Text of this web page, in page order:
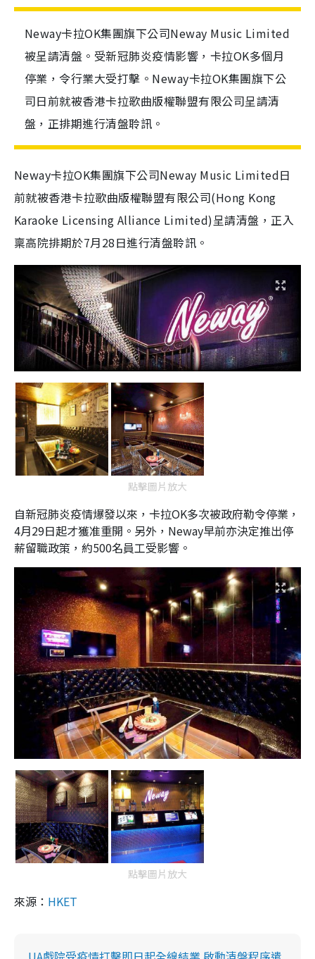
Neway卡拉OK集團旗下公司Neway Music Limited
被呈請清盤。受新冠肺炎疫情影響，卡拉OK多個月
停業，令行業大受打擊。Neway卡拉OK集團旗下公
司日前就被香港卡拉歌曲版權聯盟有限公司呈請清
盤，正排期進行清盤聆訊。
Neway卡拉OK集團旗下公司Neway Music Limited日
前就被香港卡拉歌曲版權聯盟有限公司(Hong Kong
Karaoke Licensing Alliance Limited)呈請清盤，正入
稟高院排期於7月28日進行清盤聆訊。
點擊圖片放大
自新冠肺炎疫情爆發以來，卡拉OK多次被政府勒令停業，
4月29日起才獲准重開。另外，Neway早前亦決定推出停
薪留職政策，約500名員工受影響。
點擊圖片放大
來源： HKET